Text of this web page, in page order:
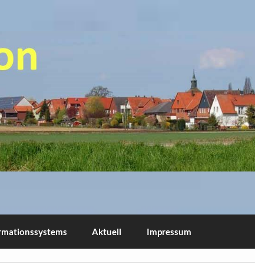
Blog
Aktuell Impressum